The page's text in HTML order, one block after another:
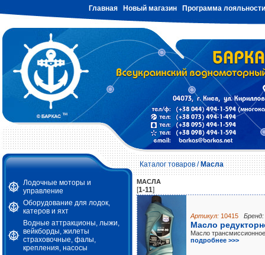
Главная Новый магазин Программа лояльности
Каталог товаров/Масла
Лодочные моторы и
управление
Оборудование для лодок,
катеров и яхт
Водные аттракционы, лыжи,
вейкборды, жилеты
страховочные, фалы,
крепления, насосы
МАСЛА
[1-11]
Артикул: 10415 Бренд:
Масло
Масло
подробнее >>>